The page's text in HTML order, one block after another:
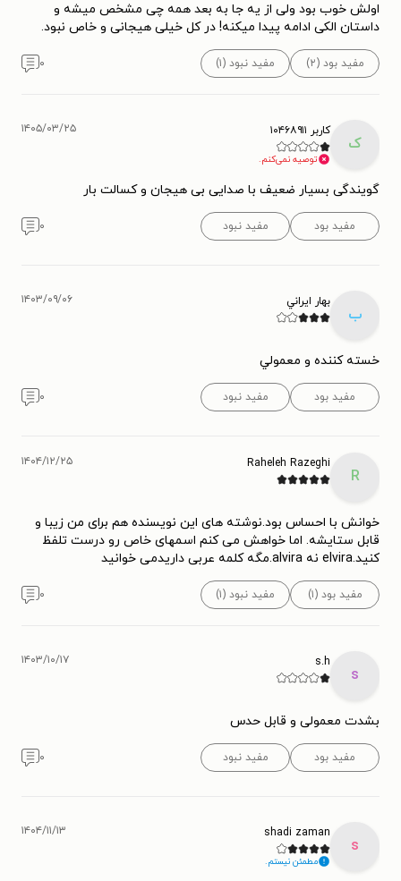
اولش خوب بود ولی از یه جا به بعد همه چی مشخص میشه و
داستان الکی ادامه پیدا میکنه! در کل خیلی هیجانی و خاص نبود.
مفید بود (۲) مفید نبود (۱) ۰
ک
کاربر ۱۰۴۶۸۹۱۱
توصیه نمی‌کنم.
۱۴۰۵/۰۳/۲۵
گویندگی بسیار ضعیف با صدایی بی هیجان و کسالت بار
مفید بود مفید نبود ۰
ب
بهار ايراني ۱۴۰۳/۰۹/۰۶
خسته كننده و معمولي
مفید بود مفید نبود ۰
R
Raheleh Razeghi ۱۴۰۴/۱۲/۲۵
خوانش با احساس بود.نوشته های این نویسنده هم برای من زیبا و
قابل ستایشه. اما خواهش می کنم اسمهای خاص رو درست تلفظ
کنید.elvira نه alvira.مگه کلمه عربی داریدمی خوانید
مفید بود (۱) مفید نبود (۱) ۰
s
s.h ۱۴۰۳/۱۰/۱۷
بشدت معمولی و قابل حدس
مفید بود مفید نبود ۰
s
shadi zaman
مطمئن نیستم.
۱۴۰۴/۱۱/۱۳